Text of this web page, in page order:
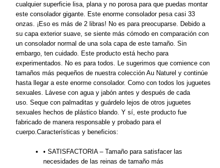
cualquier superficie lisa, plana y no porosa para que puedas montar
este consolador gigante. Este enorme consolador pesa casi 33
onzas. ¡Eso es más de 2 libras! No es para preocuparse. Debido a
su capa exterior suave, se siente más cómodo en comparación con
un consolador normal de una sola capa de este tamaño. Sin
embargo, ten cuidado. Este producto está hecho para
experimentados. No es para todos. Le sugerimos que comience con
tamaños más pequeños de nuestra colección Au Naturel y continúe
hasta llegar a este enorme consolador. Como con todos los juguetes
sexuales. Lávese con agua y jabón antes y después de cada
uso. Seque con palmaditas y guárdelo lejos de otros juguetes
sexuales hechos de plástico blando. Y sí, este producto fue
fabricado de manera responsable y probado para el
cuerpo.Características y beneficios:
• SATISFACTORIA – Tamaño para satisfacer las
necesidades de las reinas de tamaño más